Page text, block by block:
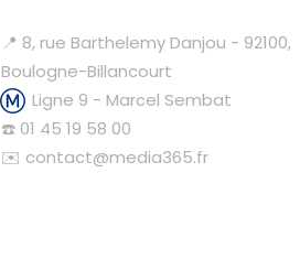
📍 8, rue Barthelemy Danjou - 92100,
Boulogne-Billancourt
Ligne 9 - Marcel Sembat
☎️ 01 45 19 58 00
✉️ contact@media365.fr